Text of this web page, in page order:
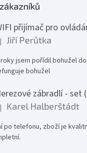
přijímač pro
Hodnocení produktu je 1 z 5
| Jiří Perůtka
jsem pořídil bohužel
bohužel
Hodnocení produktu je 5 z 5
| Karel Halberštádt
po telefonu, zboží je